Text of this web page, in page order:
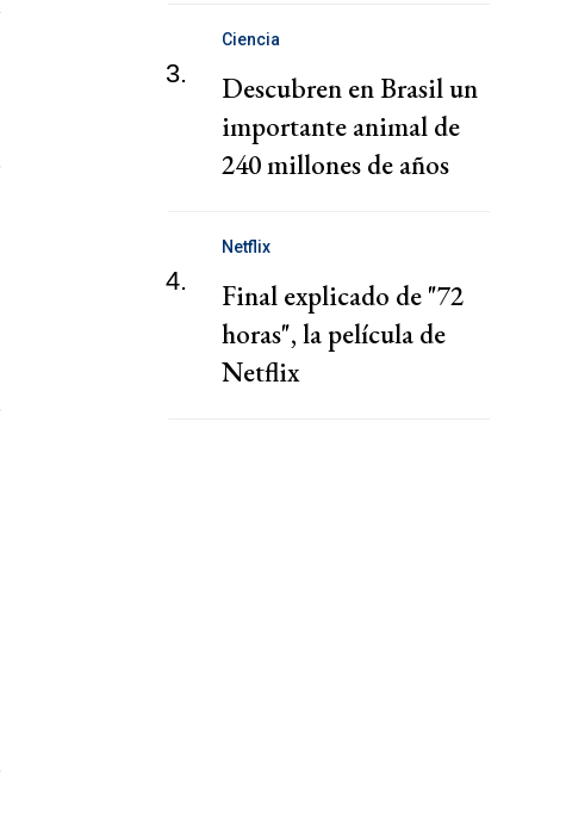
3.
Ciencia
Descubren en Brasil un
importante animal de
240 millones de años
4.
Netflix
Final explicado de "72
horas", la película de
Netflix